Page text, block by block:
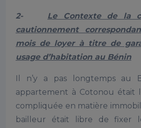
2- Le Contexte de la
cautionnement
mois de loyer à titre de
usage d’habitation au Bénin
Il n’y a pas longtemps au
appartement à Cotonou était
compliquée en matière
bailleur était libre de fixer